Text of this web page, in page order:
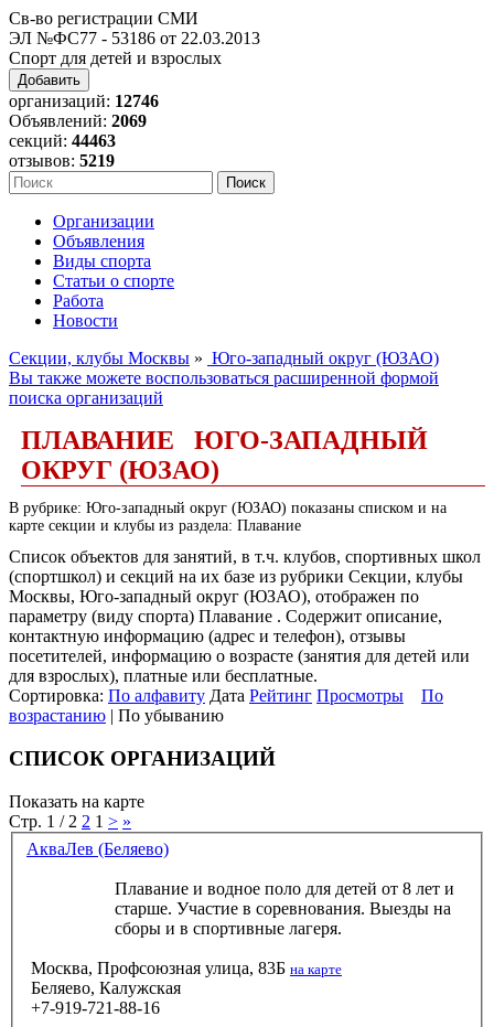
Св-во регистрации СМИ
ЭЛ №ФС77 - 53186 от 22.03.2013
Спорт для детей и взрослых
Добавить
организаций: 12746
Объявлений: 2069
секций: 44463
отзывов: 5219
Организации
Объявления
Виды спорта
Статьи о спорте
Работа
Новости
Секции, клубы Москвы » Юго-западный округ (ЮЗАО)
Вы также можете воспользоваться расширенной формой
поиска организаций
ПЛАВАНИЕ ЮГО-ЗАПАДНЫЙ
ОКРУГ (ЮЗАО)
В рубрике: Юго-западный округ (ЮЗАО) показаны списком и на
карте секции и клубы из раздела: Плавание
Список объектов для занятий, в т.ч. клубов, спортивных школ
(спортшкол) и секций на их базе из рубрики Секции, клубы
Москвы, Юго-западный округ (ЮЗАО), отображен по
параметру (виду спорта) Плавание . Содержит описание,
контактную информацию (адрес и телефон), отзывы
посетителей, информацию о возрасте (занятия для детей или
для взрослых), платные или бесплатные.
Сортировка: По алфавиту Дата Рейтинг Просмотры
По
возрастанию | По убыванию
СПИСОК ОРГАНИЗАЦИЙ
Показать на карте
Стр. 1 / 2 2 1 > »
АкваЛев (Беляево)
Плавание и водное поло для детей от 8 лет и
старше. Участие в соревнования. Выезды на
сборы и в спортивные лагеря.
Москва, Профсоюзная улица, 83Б на карте
Беляево, Калужская
+7-919-721-88-16